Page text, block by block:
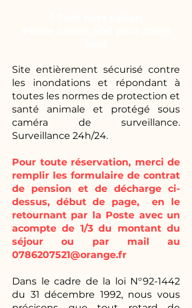
Site entièrement sécurisé contre
les inondations et répondant à
toutes les normes de protection et
santé animale et protégé sous
caméra de surveillance.
Surveillance 24h/24.
Pour toute réservation, merci de
remplir les formulaire de contrat
de pension et de décharge ci-
dessus, début de page, en le
retournant par la Poste avec un
acompte de 1/3 du montant du
séjour ou par mail au
0786207521@orange.fr
Dans le cadre de la loi N°92-1442
du 31 décembre 1992, nous vous